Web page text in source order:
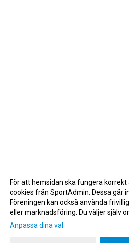
Gå till Webbversion
För att hemsidan ska fungera
cookies från SportAdmin. Dessa går
Föreningen kan också använda
eller marknadsföring. Du väljer själv
Anpassa dina val